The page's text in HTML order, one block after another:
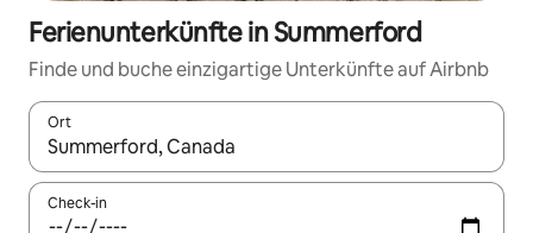
Ferienunterkünfte in Summerford
Finde und buche einzigartige Unterkünfte auf Airbnb
Ort
Wenn Ergebnisse verfügbar sind, navigiere mit den
Check-in